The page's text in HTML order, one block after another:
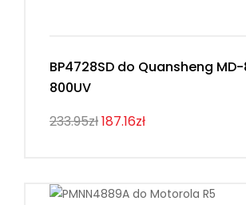
BP4728SD do Quansheng
800UV
233.95zł187.16zł